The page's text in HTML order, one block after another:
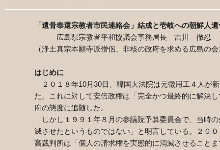
「遺骨奉還宗教者市民連絡会」結成と壱岐への朝鮮人
広島県宗教者平和協議会事務局長 吉川 徹忍
（浄土真宗本願寺派僧侶、非核の政府を求める広島の
はじめに
２０１８年10月30日、韓国大法院は元徴用工４人が
た。これに対して安倍政権は「完全かつ最終的に解決
府の態度に追随した。
しかし１９９１年８月の参議院予算委員会で、当時
滅させたというものではない」と明言している。２０
高裁判所は「個人の請求権を実態的に消滅させること